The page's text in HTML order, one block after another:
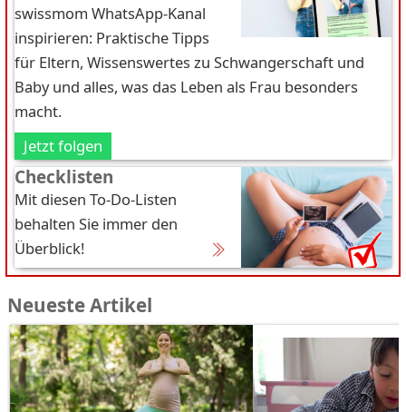
swissmom WhatsApp-Kanal
inspirieren: Praktische Tipps
für Eltern, Wissenswertes zu Schwangerschaft und
Baby und alles, was das Leben als Frau besonders
macht.
Jetzt folgen
Checklisten
Mit diesen To-Do-Listen
behalten Sie immer den
Überblick!
Neueste Artikel